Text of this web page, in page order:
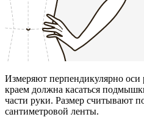
Измеряют перпендикулярно
краем должна касаться
части руки. Размер считывают
сантиметровой ленты.